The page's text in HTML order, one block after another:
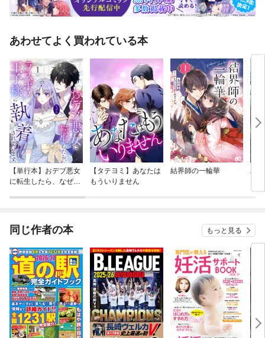
あわせてよく買われている本
【単行本】おデブ悪女
に転生したら、なぜか
【タテヨミ】あなたは
もういりません
結界師の一輪華
バ
今
同じ作者の本 もっと見る